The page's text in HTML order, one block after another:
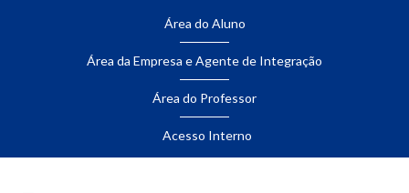
Área do Aluno
Área da Empresa e Agente de Integração
Área do Professor
Acesso Interno